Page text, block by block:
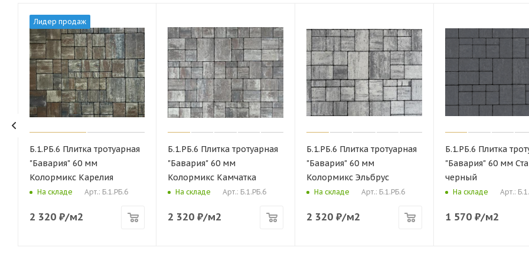
Лидер продаж
Б.1.РБ.6 Плитка тротуарная
"Бавария" 60 мм
Колормикс Карелия
На складе Арт.: Б.1.РБ.6
2 320₽/м2
Б.1.РБ.6 Плитка тротуарная
"Бавария" 60 мм
Колормикс Камчатка
На складе Арт.: Б.1.РБ.6
2 320 ₽/м2
Б.1.РБ.6 Плитка тротуарная
"Бавария" 60 мм
Колормикс Эльбрус
На складе Арт.: Б.1.РБ.6
2 320 ₽/м2
Б.1.РБ.6 Плитка
"Бавария" 60 мм
черный
На складе Арт.:
1 570₽/м2